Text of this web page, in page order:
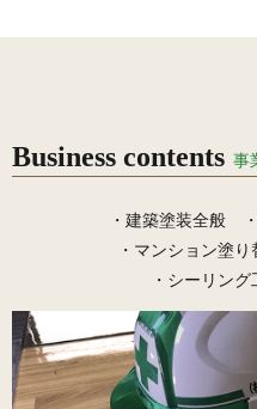
Business contents 事
・建築塗装全般
・マンション塗り
・シーリン